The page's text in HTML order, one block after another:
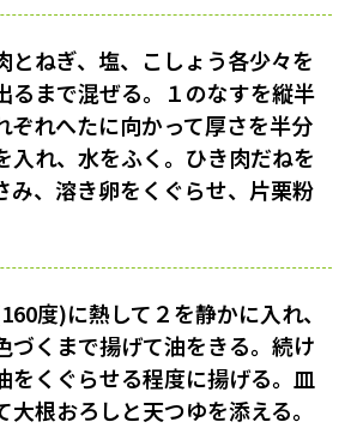
とねぎ、塩、こしょう各少々を
るまで混ぜる。１のなすを縦半
ぞれへたに向かって厚さを半分
入れ、水をふく。ひき肉だねを
み、溶き卵をくぐらせ、片栗粉
度)に熱して２を静かに入れ、
づくまで揚げて油をきる。続け
をくぐらせる程度に揚げる。皿
大根おろしと天つゆを添える。